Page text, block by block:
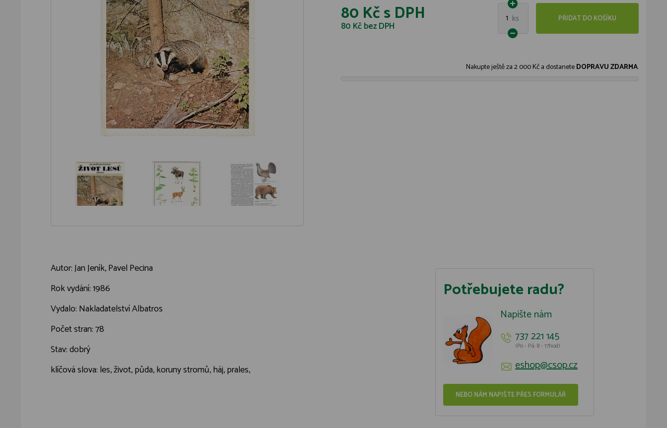
80 Kčs DPH
80 Kčbez DPH
1 ks PŘIDAT DO KOŠÍKU
Nakupte ještě za2 000 Kča dostaneteDOPRAVU ZDARMA.
Autor: Jan Jeník, Pavel Pecina
Rok vydání: 1986
Vydalo: Nakladatelství Albatros
Počet stran: 78
Stav: dobrý
klíčová slova: les, život, půda, koruny stromů, háj, prales,
Potřebujete radu?
Napište nám
737 221 145
(Po - Pá: 8 - 17hod)
eshop@csop.cz
NEBO NÁM NAPIŠTE PŘES FORMULÁŘ